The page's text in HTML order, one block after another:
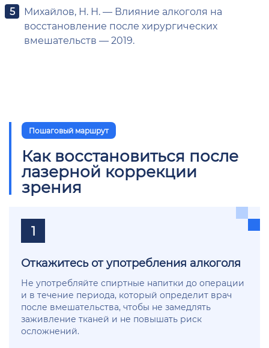
Михайлов, Н. Н. — Влияние алкоголя на
восстановление после хирургических
вмешательств — 2019.
Пошаговый маршрут
Как восстановиться после
лазерной коррекции
зрения
1
Откажитесь от употребления алкоголя
Не употребляйте спиртные напитки до операции
и в течение периода, который определит врач
после вмешательства, чтобы не замедлять
заживление тканей и не повышать риск
осложнений.